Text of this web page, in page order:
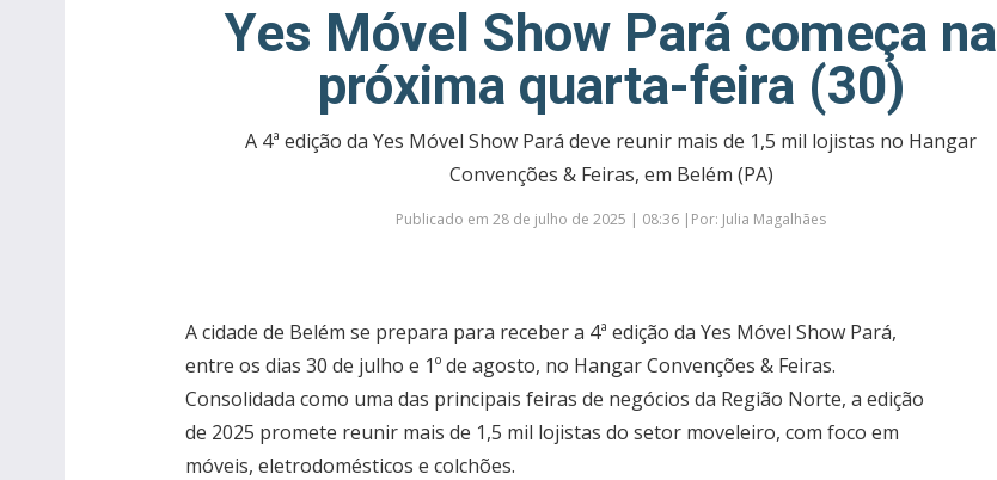
Yes Móvel Show Pará começa na
próxima quarta-feira (30)
A 4ª edição da Yes Móvel Show Pará deve reunir mais de 1,5 mil lojistas no Hangar
Convenções & Feiras, em Belém (PA)
Publicado em 28 de julho de 2025 | 08:36 |Por: Julia Magalhães
A cidade de Belém se prepara para receber a 4ª edição da Yes Móvel Show Pará,
entre os dias 30 de julho e 1º de agosto, no Hangar Convenções & Feiras.
Consolidada como uma das principais feiras de negócios da Região Norte, a edição
de 2025 promete reunir mais de 1,5 mil lojistas do setor moveleiro, com foco em
móveis, eletrodomésticos e colchões.